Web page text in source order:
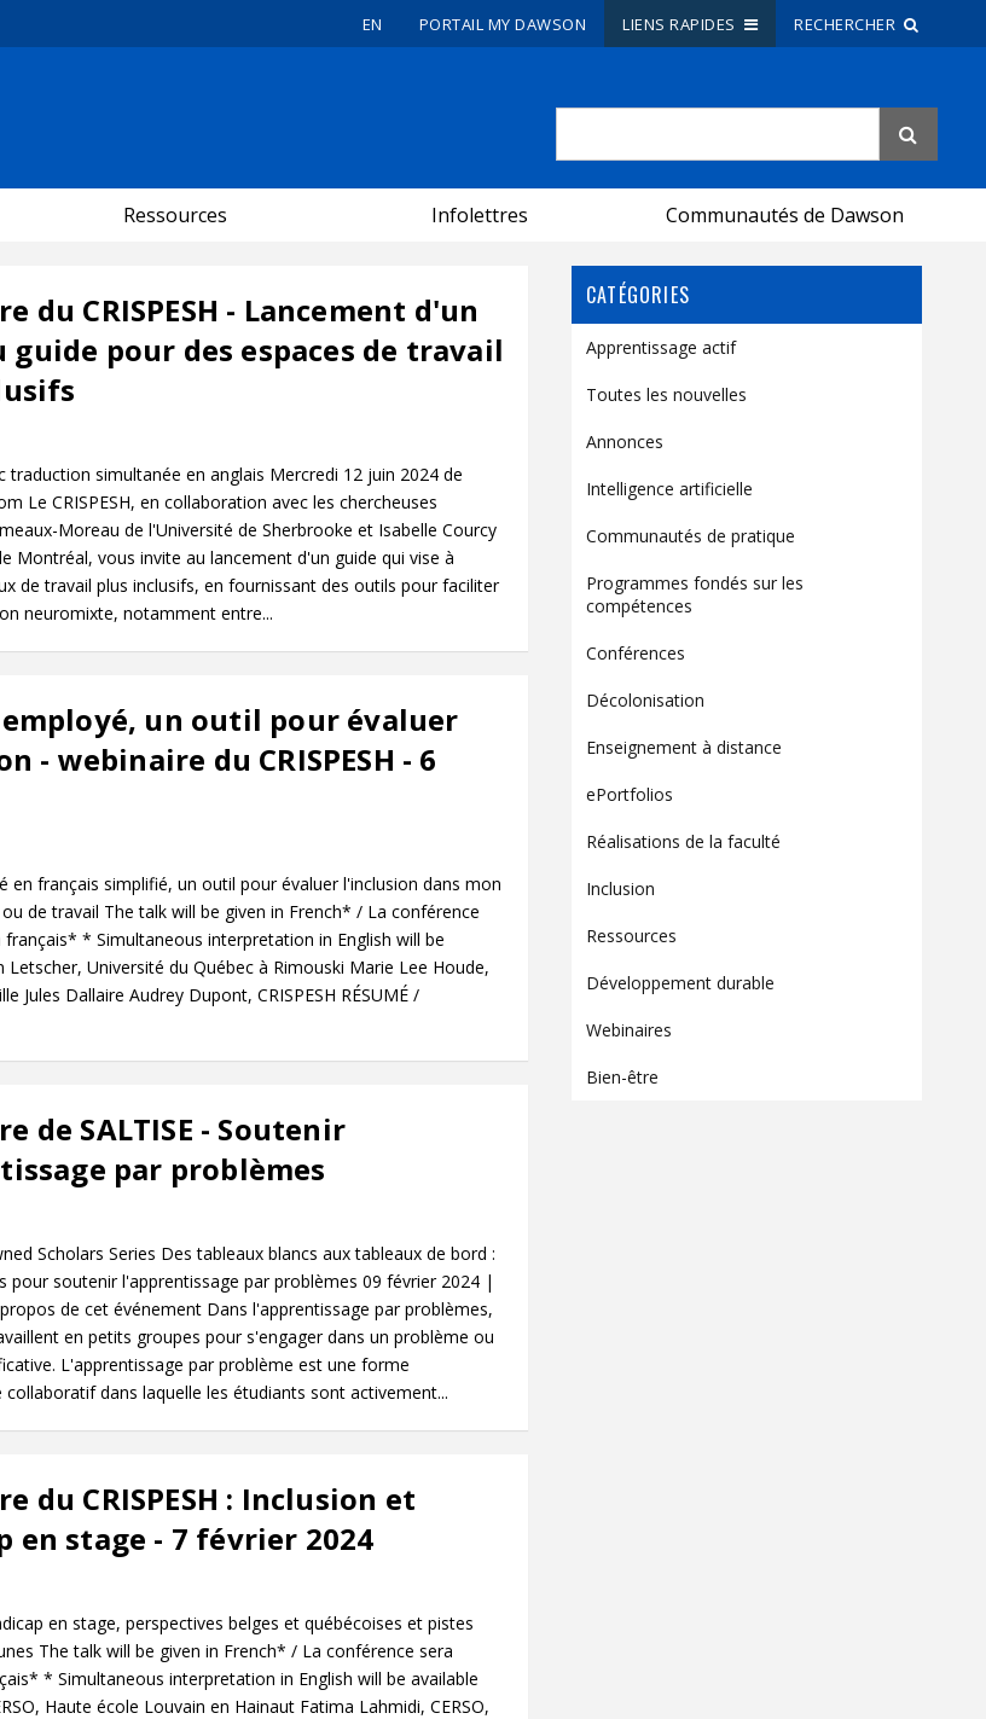
EN PORTAIL MY DAWSON LIENS RAPIDES RECHERCHER
Ressources Infolettres Communautés de Dawson
CATÉGORIES
Apprentissage actif
Toutes les nouvelles
Annonces
Intelligence artificielle
Communautés de pratique
Programmes fondés sur les
compétences
Conférences
Décolonisation
Enseignement à distance
ePortfolios
Réalisations de la faculté
Inclusion
Ressources
Développement durable
Webinaires
Bien-être
du CRISPESH - Lancement d'un
guide pour des espaces de travail
traduction simultanée en anglais Mercredi 12 juin 2024 de
Le CRISPESH, en collaboration avec les chercheuses
Moreau de l'Université de Sherbrooke et Isabelle Courcy
Montréal, vous invite au lancement d'un guide qui vise à
de travail plus inclusifs, en fournissant des outils pour faciliter
neuromixte, notamment entre...
un outil pour évaluer
- webinaire du CRISPESH - 6
en français simplifié, un outil pour évaluer l'inclusion dans mon
de travail The talk will be given in French* / La conférence
français* * Simultaneous interpretation in English will be
Letscher, Université du Québec à Rimouski Marie Lee Houde,
Jules Dallaire Audrey Dupont, CRISPESH RÉSUMÉ /
de SALTISE - Soutenir
par problèmes
Scholars Series Des tableaux blancs aux tableaux de bord :
pour soutenir l'apprentissage par problèmes 09 février 2024 |
de cet événement Dans l'apprentissage par problèmes,
en petits groupes pour s'engager dans un problème ou
L'apprentissage par problème est une forme
collaboratif dans laquelle les étudiants sont activement...
du CRISPESH : Inclusion et
en stage - 7 février 2024
en stage, perspectives belges et québécoises et pistes
The talk will be given in French* / La conférence sera
* Simultaneous interpretation in English will be available
Haute école Louvain en Hainaut Fatima Lahmidi, CERSO,
Recherche sur le site
portail My Dawson
À propos de Dawson
Contact
Informations